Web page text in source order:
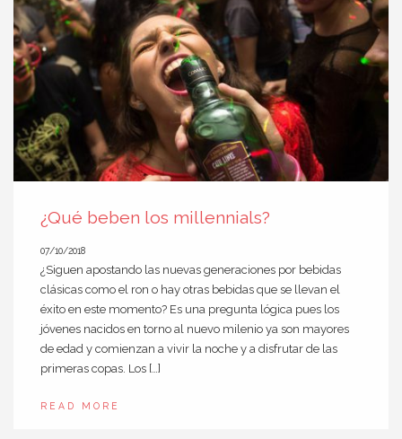
¿Qué beben los millennials?
07/10/2018
¿Siguen apostando las nuevas generaciones por bebidas
clásicas como el ron o hay otras bebidas que se llevan el
éxito en este momento? Es una pregunta lógica pues los
jóvenes nacidos en torno al nuevo milenio ya son mayores
de edad y comienzan a vivir la noche y a disfrutar de las
primeras copas. Los […]
READ MORE